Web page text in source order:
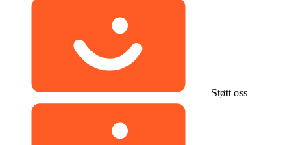
Støtt oss